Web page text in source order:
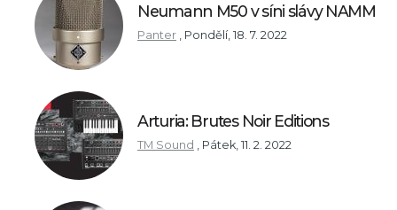
Neumann M50 v síni slávy NAMM
Panter , Pondělí, 18. 7. 2022
Arturia: Brutes Noir Editions
TM Sound , Pátek, 11. 2. 2022